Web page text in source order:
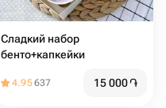
Сладкий набор
бенто+капкейки
4.95637 15 000֏